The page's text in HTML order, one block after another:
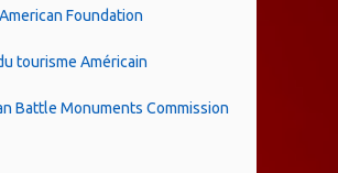
Foundation
tourisme Américain
Battle Monuments Commission